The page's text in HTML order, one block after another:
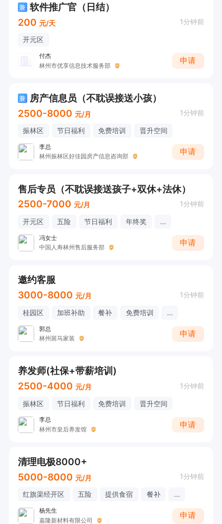
兼 软件推广官（日结）
200 元/天 1分钟前
开元区
付杰
林州市优享信息技术服务部
申请
兼 房产信息员（不耽误接送小孩）
2500-8000 元/月 1分钟前
振林区 节日福利 免费培训 晋升空间
李总
林州振林区好佳园房产信息咨询部
申请
售后专员（不耽误接送孩子+双休+法休）
2500-7000 元/月 1分钟前
开元区 五险 节日福利 年终奖 ...
冯女士
中国人寿林州售后服务部
申请
邀约客服
3000-8000 元/月 1分钟前
桂园区 加班补助 餐补 免费培训 ...
郭总
林州斑马家装
申请
养发师(社保+带薪培训)
2500-4000 元/月 1分钟前
振林区 节日福利 免费培训 晋升空间
李总
林州市皇后养发馆
申请
清理电极8000+
5000-8000 元/月 1分钟前
红旗渠经开区 五险 提供食宿 餐补 ...
杨先生
嘉隆新材料有限公司
申请